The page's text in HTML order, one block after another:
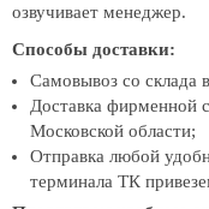
озвучивает менеджер.
Способы доставки:
Самовывоз со склада
Доставка фирменной
Московской области;
Отправка любой
терминала ТК